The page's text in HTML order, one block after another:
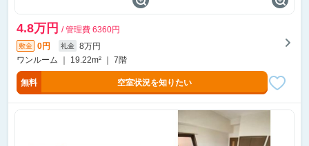
4.8万円 / 管理費 6360円
敷金 0円 礼金
8万円
ワンルーム ｜ 19.22m² ｜ 7階
無料 空室状況を知りたい